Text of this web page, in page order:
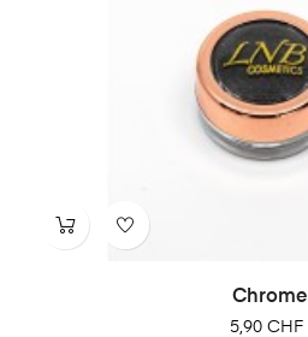
Chrome
Prix
5,90 CHF